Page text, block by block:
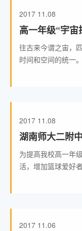
2017 11.08
高一年级“宇
往古来今谓之宙，
时间和空间的统一
2017 11.08
湖南师大二附
为提高我校高一年
活，增加篮球爱好
2017 11.06